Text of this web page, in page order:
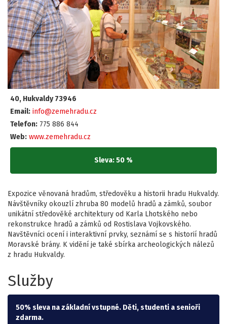
40, Hukvaldy 73946
Email: info@zemehradu.cz
Telefon: 775 886 844
Web: www.zemehradu.cz
Sleva: 50 %
Expozice věnovaná hradům, středověku a historii hradu Hukvaldy.
Návštěvníky okouzlí zhruba 80 modelů hradů a zámků, soubor
unikátní středověké architektury od Karla Lhotského nebo
rekonstrukce hradů a zámků od Rostislava Vojkovského.
Navštěvníci ocení i interaktivní prvky, seznámí se s historií hradů
Moravské brány. K vidění je také sbírka archeologických nálezů
z hradu Hukvaldy.
Služby
50% sleva na základní vstupné. Děti, studenti a senioři
zdarma.